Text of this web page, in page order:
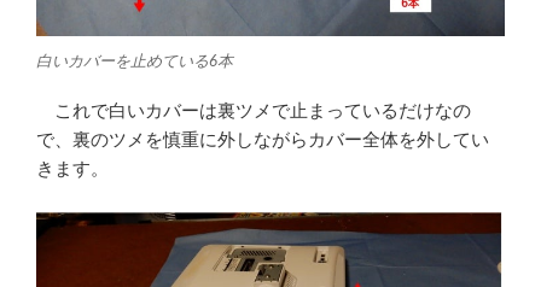
白いカバーを止めている6本
これで白いカバーは裏ツメで止まっているだけなの
で、裏のツメを慎重に外しながらカバー全体を外してい
きます。